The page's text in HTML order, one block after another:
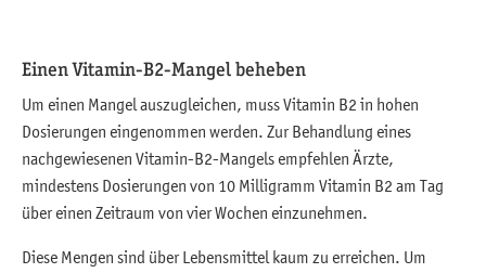
Einen Vitamin-B2-Mangel beheben
Um einen Mangel auszugleichen, muss Vitamin B2 in hohen
Dosierungen eingenommen werden. Zur Behandlung eines
nachgewiesenen Vitamin-B2-Mangels empfehlen Ärzte,
mindestens Dosierungen von 10 Milligramm Vitamin B2 am Tag
über einen Zeitraum von vier Wochen einzunehmen.
Diese Mengen sind über Lebensmittel kaum zu erreichen. Um